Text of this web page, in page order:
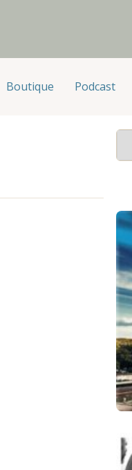
Boutique Podcast